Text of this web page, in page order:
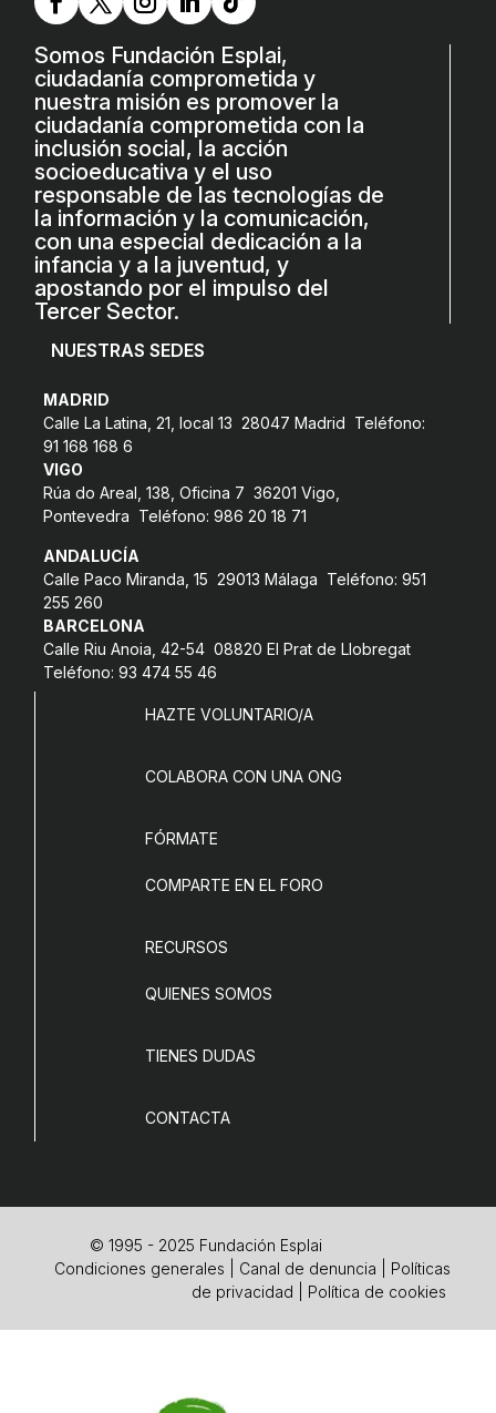
Somos Fundación Esplai,
ciudadanía comprometida y
nuestra misión es promover la
ciudadanía comprometida con la
inclusión social, la acción
socioeducativa y el uso
responsable de las tecnologías de
la información y la comunicación,
con una especial dedicación a la
infancia y a la juventud, y
apostando por el impulso del
Tercer Sector.
NUESTRAS SEDES
MADRID
Calle La Latina, 21, local 13 28047 Madrid Teléfono:
91 168 168 6
VIGO
Rúa do Areal, 138, Oficina 7 36201 Vigo,
Pontevedra Teléfono: 986 20 18 71
ANDALUCÍA
Calle Paco Miranda, 15 29013 Málaga Teléfono: 951
255 260
BARCELONA
Calle Riu Anoia, 42-54 08820 El Prat de Llobregat
Teléfono: 93 474 55 46
HAZTE VOLUNTARIO/A
COLABORA CON UNA ONG
FÓRMATE
COMPARTE EN EL FORO
RECURSOS
QUIENES SOMOS
TIENES DUDAS
CONTACTA
© 1995 - 2025 Fundación Esplai
Condiciones generales
Canal de denuncia
Políticas
de privacidad
Política de cookies
Els comptes clars
Memòria d'activitats
Proposta educativa
ACTUALITAT
Notícies
Butlletins
Diari de la Fundació
Fundesplai als mitjans
Xarxes socials
COL·LABORA
Fes voluntariat
Fes un donatiu
Treballa amb nosaltres